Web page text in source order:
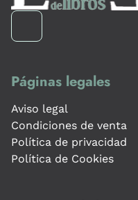
Páginas legales
Aviso legal
Condiciones de venta
Política de privacidad
Política de Cookies